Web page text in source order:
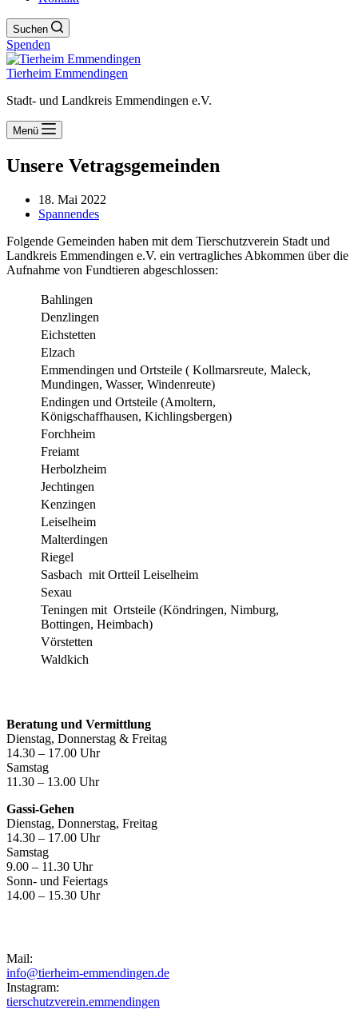
Suchen
Spenden
Tierheim Emmendingen
Stadt- und Landkreis Emmendingen e.V.
Menü
Unsere Vetragsgemeinden
18. Mai 2022
Spannendes
Folgende Gemeinden haben mit dem Tierschutzverein Stadt und
Landkreis Emmendingen e.V. ein vertragliches Abkommen über die
Aufnahme von Fundtieren abgeschlossen:
Bahlingen
Denzlingen
Eichstetten
Elzach
Emmendingen und Ortsteile ( Kollmarsreute, Maleck,
Mundingen, Wasser, Windenreute)
Endingen und Ortsteile (Amoltern,
Königschaffhausen, Kichlingsbergen)
Forchheim
Freiamt
Herbolzheim
Jechtingen
Kenzingen
Leiselheim
Malterdingen
Riegel
Sasbach mit Ortteil Leiselheim
Sexau
Teningen mit Ortsteile (Köndringen, Nimburg,
Bottingen, Heimbach)
Vörstetten
Waldkich
Beratung und Vermittlung
Dienstag, Donnerstag & Freitag
14.30 – 17.00 Uhr
Samstag
11.30 – 13.00 Uhr
Gassi-Gehen
Dienstag, Donnerstag, Freitag
14.30 – 17.00 Uhr
Samstag
9.00 – 11.30 Uhr
Sonn- und Feiertags
14.00 – 15.30 Uhr
Mail:
info@tierheim-emmendingen.de
Instagram:
tierschutzverein.emmendingen